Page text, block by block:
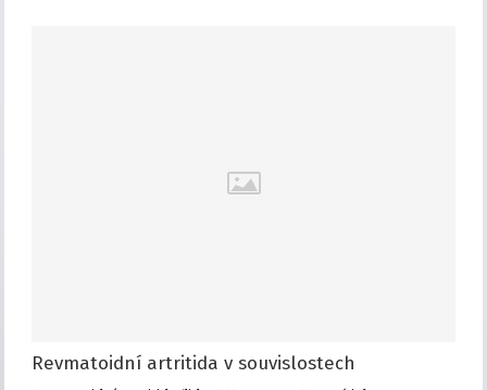
Revmatoidní artritida v souvislostech